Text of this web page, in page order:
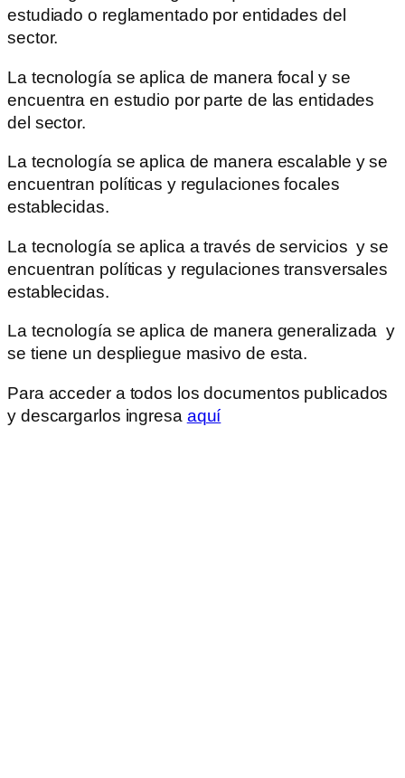
estudiado o reglamentado por entidades del
sector.
La tecnología se aplica de manera focal y se
encuentra en estudio por parte de las entidades
del sector.
La tecnología se aplica de manera escalable y se
encuentran políticas y regulaciones focales
establecidas.
La tecnología se aplica a través de servicios y se
encuentran políticas y regulaciones transversales
establecidas.
La tecnología se aplica de manera generalizada y
se tiene un despliegue masivo de esta.
Para acceder a todos los documentos publicados
y descargarlos ingresa aquí